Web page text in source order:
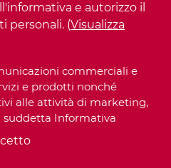
e autorizzo il
personali. (Visualizza
commerciali e
e prodotti nonché
alle attività di marketing,
suddetta Informativa